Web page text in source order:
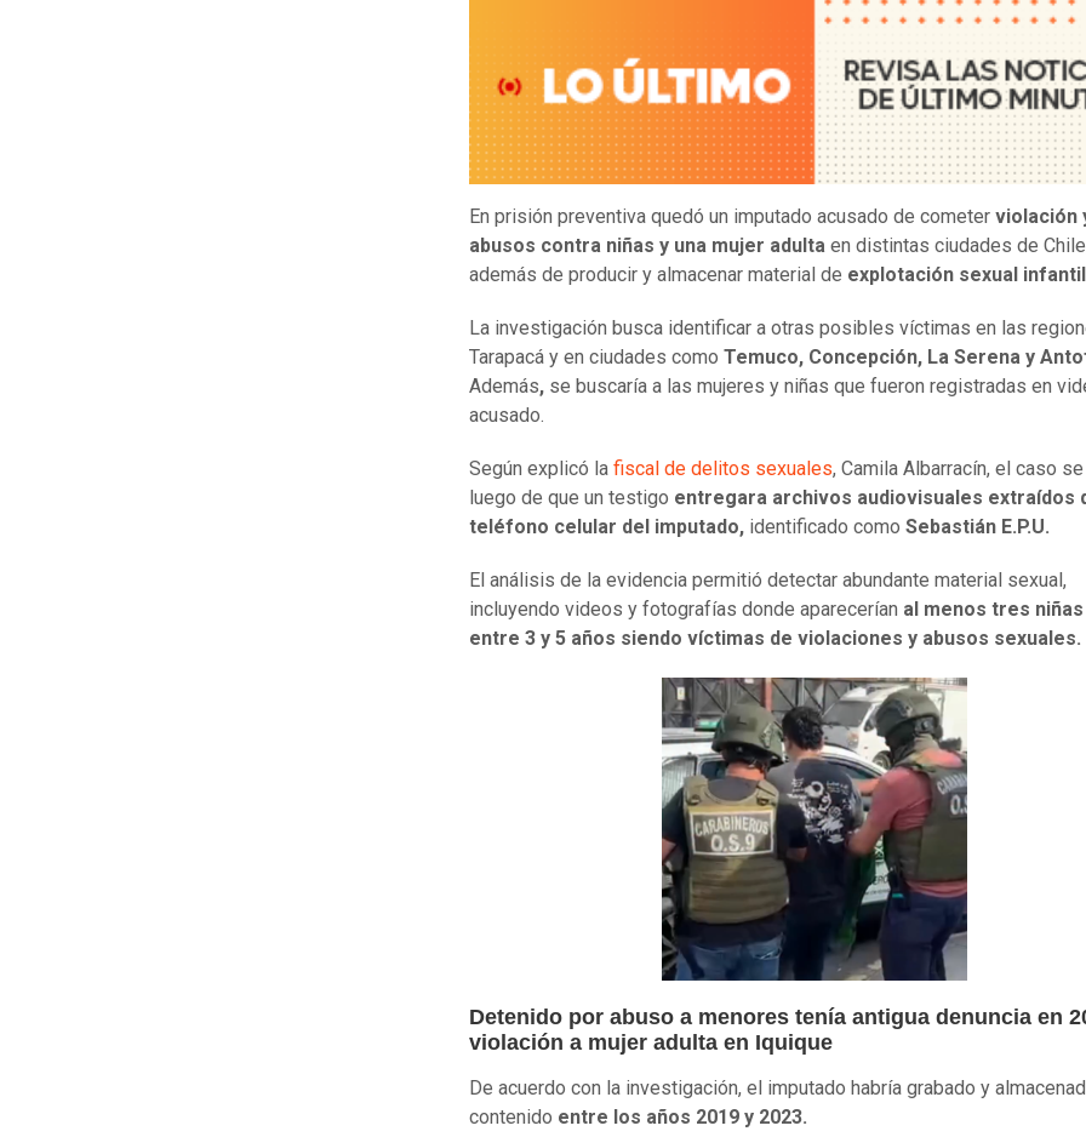
En prisión preventiva quedó un imputado acusado de cometer violación
abusos contra niñas y una mujer adulta en distintas ciudades de
además de producir y almacenar material de explotación sexual
La investigación busca identificar a otras posibles víctimas en las
Tarapacá y en ciudades como Temuco, Concepción, La Serena y
Además, se buscaría a las mujeres y niñas que fueron registradas en
acusado.
Según explicó la fiscal de delitos sexuales, Camila Albarracín, el caso
luego de que un testigo entregara archivos audiovisuales extraídos
teléfono celular del imputado, identificado como Sebastián E.P.U.
El análisis de la evidencia permitió detectar abundante material sexual,
incluyendo videos y fotografías donde aparecerían al menos tres
entre 3 y 5 años siendo víctimas de violaciones y abusos sexuales.
Detenido por abuso a menores tenía antigua denuncia en
violación a mujer adulta en Iquique
De acuerdo con la investigación, el imputado habría grabado y
contenido entre los años 2019 y 2023.